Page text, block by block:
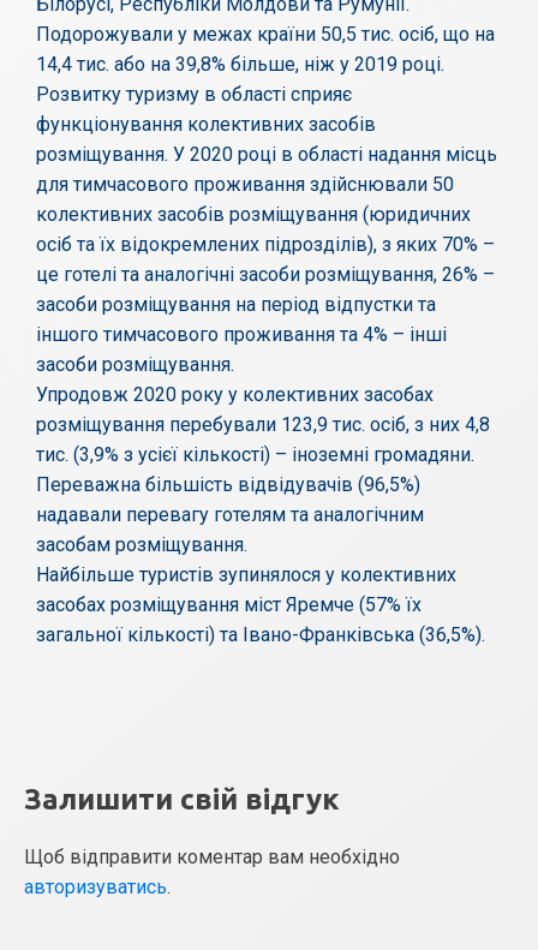
Подорожували у межах країни 50,5 тис. осіб, що на
14,4 тис. або на 39,8% більше, ніж у 2019 році.
Розвитку туризму в області сприяє
функціонування колективних засобів
розміщування. У 2020 році в області надання місць
для тимчасового проживання здійснювали 50
колективних засобів розміщування (юридичних
осіб та їх відокремлених підрозділів), з яких 70% –
це готелі та аналогічні засоби розміщування, 26% –
засоби розміщування на період відпустки та
іншого тимчасового проживання та 4% – інші
засоби розміщування.
Упродовж 2020 року у колективних засобах
розміщування перебували 123,9 тис. осіб, з них 4,8
тис. (3,9% з усієї кількості) – іноземні громадяни.
Переважна більшість відвідувачів (96,5%)
надавали перевагу готелям та аналогічним
засобам розміщування.
Найбільше туристів зупинялося у колективних
засобах розміщування міст Яремче (57% їх
загальної кількості) та Івано-Франківська (36,5%).
Залишити свій відгук
Щоб відправити коментар вам необхідно
авторизуватись.